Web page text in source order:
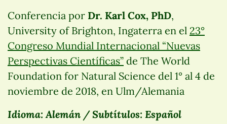
Conferencia por Dr. Karl Cox, PhD,
University of Brighton, Ingaterra en el 23°
Congreso Mundial Internacional “Nuevas
Perspectivas Científicas” de The World
Foundation for Natural Science del 1° al 4 de
noviembre de 2018, en Ulm/Alemania
Idioma: Alemán / Subtítulos: Español